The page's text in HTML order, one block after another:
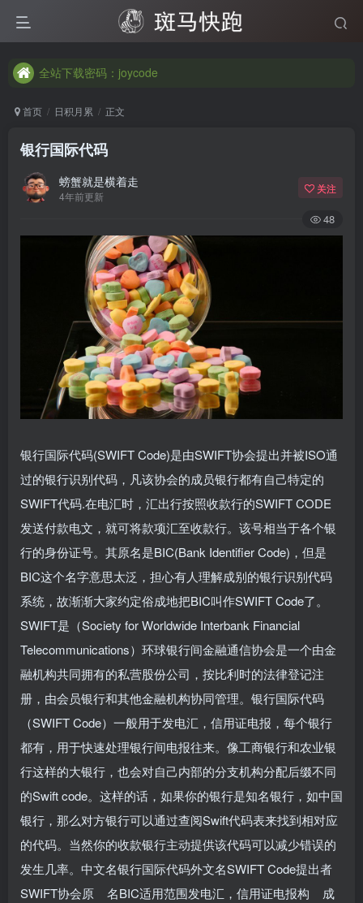
全站下载密码：joycode
全站下载密码：joycode
全站下载密码：joycode
首页 日积月累 正文
银行国际代码
螃蟹就是横着走
4年前更新
关注
48
银行国际代码(SWIFT Code)是由SWIFT协会提出并被ISO通
过的银行识别代码，凡该协会的成员银行都有自己特定的
SWIFT代码.在电汇时，汇出行按照收款行的SWIFT CODE
发送付款电文，就可将款项汇至收款行。该号相当于各个银
行的身份证号。其原名是BIC(Bank Identifier Code)，但是
BIC这个名字意思太泛，担心有人理解成别的银行识别代码
系统，故渐渐大家约定俗成地把BIC叫作SWIFT Code了。
SWIFT是（Society for Worldwide Interbank Financial
Telecommunications）环球银行间金融通信协会是一个由金
融机构共同拥有的私营股份公司，按比利时的法律登记注
册，由会员银行和其他金融机构协同管理。银行国际代码
（SWIFT Code）一般用于发电汇，信用证电报，每个银行
都有，用于快速处理银行间电报往来。像工商银行和农业银
行这样的大银行，也会对自己内部的分支机构分配后缀不同
的Swift code。这样的话，如果你的银行是知名银行，如中国
银行，那么对方银行可以通过查阅Swift代码表来找到相对应
的代码。当然你的收款银行主动提供该代码可以减少错误的
发生几率。中文名银行国际代码外文名SWIFT Code提出者
SWIFT协会原 名BIC适用范围发电汇，信用证电报构 成